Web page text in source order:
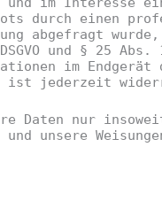
durch einen
abgefragt
und § 25 Abs.
im
ist jederzeit
Daten nur
unsere